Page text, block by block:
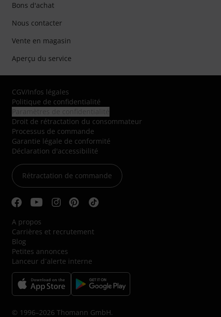
Bons d'achat
Nous contacter
Vente en magasin
Aperçu du service
CGV/Infos légales
Politique de confidentialité
Droit de rétractation du consommateur
Processus de commande
Garantie légale de conformité
Déclaration d'accessibilité
Rétractation de commande
A propos
Carrières et recrutement
Blog
Petites annonces
Lanceur d´alerte interne
© 1996–2026 Thomann GmbH.